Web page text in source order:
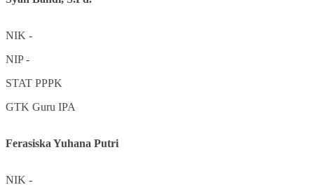
NIK -
NIP-
STAT PPPK
GTK Guru IPA
Ferasiska Yuhana Putri
NIK -